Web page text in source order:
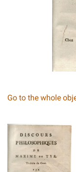
Go to the whole